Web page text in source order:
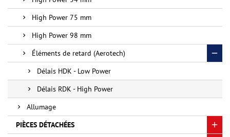
High Power 75 mm
High Power 98 mm
Éléments de retard (Aerotech)
Délais HDK - Low Power
Délais RDK - High Power
Allumage
PIÈCES DÉTACHÉES